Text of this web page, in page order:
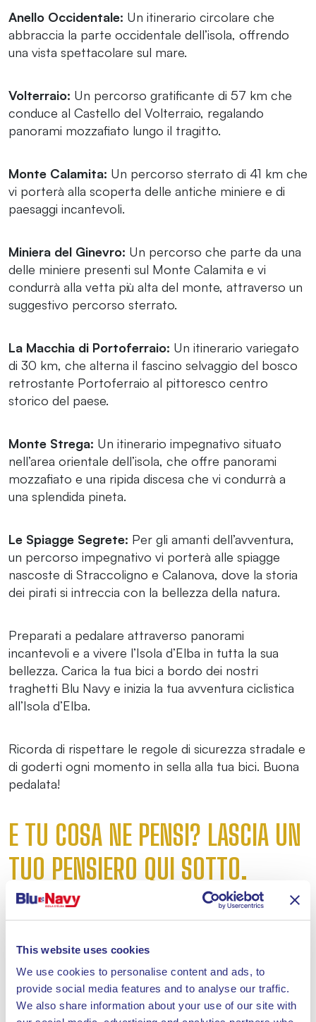
This website uses cookies
We use cookies to personalise content and ads, to
provide social media features and to analyse our traffic.
We also share information about your use of our site with
Anello Occidentale: Un itinerario circolare che
abbraccia la parte occidentale dell’isola, offrendo
una vista spettacolare sul mare.
Volterraio: Un percorso gratificante di 57 km che
conduce al Castello del Volterraio, regalando
panorami mozzafiato lungo il tragitto.
Monte Calamita: Un percorso sterrato di 41 km che
vi porterà alla scoperta delle antiche miniere e di
paesaggi incantevoli.
Miniera del Ginevro: Un percorso che parte da una
delle miniere presenti sul Monte Calamita e vi
condurrà alla vetta più alta del monte, attraverso un
suggestivo percorso sterrato.
La Macchia di Portoferraio: Un itinerario variegato
di 30 km, che alterna il fascino selvaggio del bosco
retrostante Portoferraio al pittoresco centro
storico del paese.
Monte Strega: Un itinerario impegnativo situato
nell’area orientale dell’isola, che offre panorami
mozzafiato e una ripida discesa che vi condurrà a
una splendida pineta.
Le Spiagge Segrete: Per gli amanti dell’avventura,
un percorso impegnativo vi porterà alle spiagge
nascoste di Straccoligno e Calanova, dove la storia
dei pirati si intreccia con la bellezza della natura.
Preparati a pedalare attraverso panorami
incantevoli e a vivere l’Isola d’Elba in tutta la sua
bellezza. Carica la tua bici a bordo dei nostri
traghetti Blu Navy e inizia la tua avventura ciclistica
all’Isola d’Elba.
Ricorda di rispettare le regole di sicurezza stradale e
di goderti ogni momento in sella alla tua bici. Buona
pedalata!
E TU COSA NE PENSI? LASCIA UN
TUO PENSIERO QUI SOTTO.
Commento*